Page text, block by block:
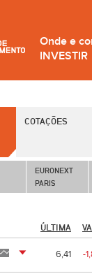
Onde e
INVESTIR
COTAÇÕES
EURONEXT
PARIS
ÚLTIMA
6,41 -